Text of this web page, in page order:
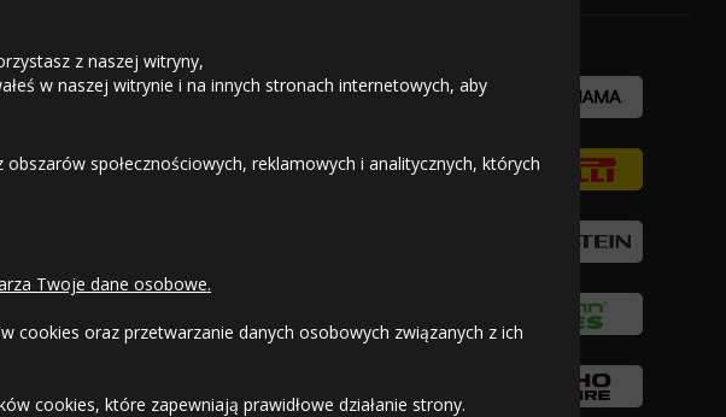
z naszej witryny,
w naszej witrynie i na innych stronach internetowych, aby
społecznościowych, reklamowych i analitycznych, których
Twoje dane osobowe.
cookies oraz przetwarzanie danych osobowych związanych z ich
cookies, które zapewniają prawidłowe działanie strony.